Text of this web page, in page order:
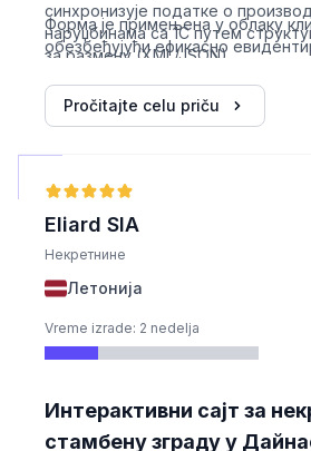
синхронизује податке о
наруџбинама са 1С путем
за размену (XML/JSON).
Форма је примењена у облаку
обезбеђујући ефикасно
Pročitajte celu priču
Eliard SIA
Некретнине
Летонија
Vreme izrade: 2 nedelja
Интерактивни сајт за
стамбену зграду у